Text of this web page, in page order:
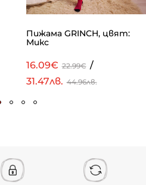
Пижама GRINCH, цвят:
Микс
16.09€ 22.99€ /
31.47лв. 44.96лв.